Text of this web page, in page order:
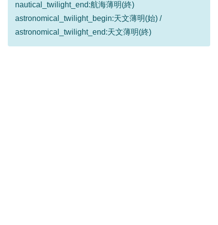
nautical_twilight_end:航海薄明(終)
astronomical_twilight_begin:天文薄明(始) /
astronomical_twilight_end:天文薄明(終)